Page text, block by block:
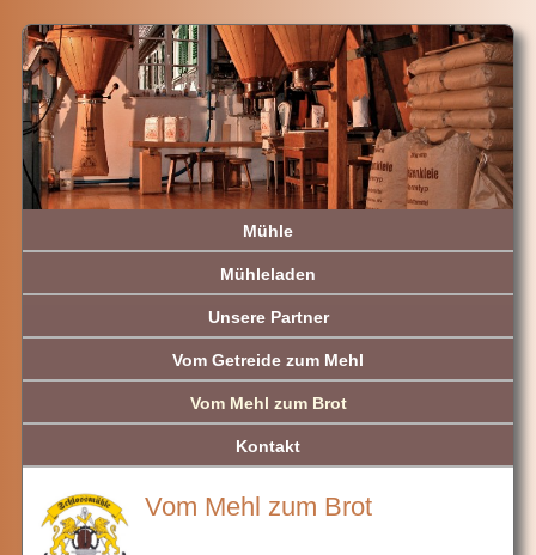
Mühle
Mühleladen
Unsere Partner
Vom Getreide zum Mehl
Vom Mehl zum Brot
Kontakt
Vom Mehl zum Brot